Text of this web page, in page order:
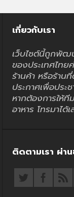
เกี่ยวกับเรา
เว็บไซต์นี้ถูกพัฒ
ของประเทศไทย
ร้านค้า หรือร้าน
ประกาศเพื่อปร
หากต้องการให้
อาหาร โทรมาไ
ติดตามเรา ผ่า